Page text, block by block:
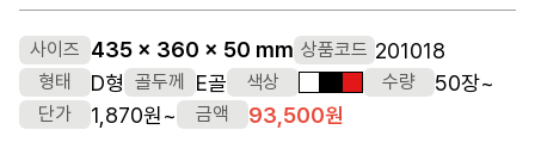
사이즈 435 x 360 x 50 mm 상품코드 201018
형태 D형 골두께 E골 색상 흰색검정색빨간색수량 50장~
단가 1,870원~ 금액 93,500원